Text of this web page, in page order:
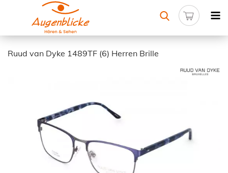
Ruud van Dyke 1489TF (6) Herren Brille